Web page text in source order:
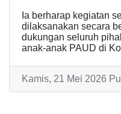
Ia berharap kegiatan
dilaksanakan secara
dukungan seluruh
anak-anak PAUD di
Kamis, 21 Mei 2026